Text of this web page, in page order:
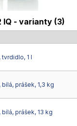
- varianty (3)
1 l
prášek, 1,3 kg
prášek, 13 kg